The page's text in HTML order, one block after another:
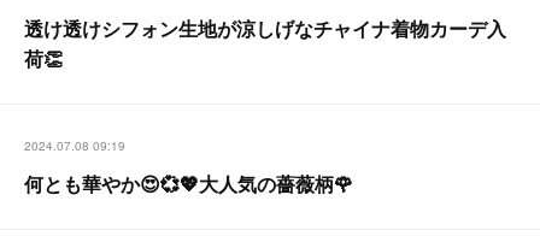
透け透けシフォン生地が涼しげなチャイナ着物カーデ入
荷👏
2024.07.08 09:19
何とも華やか😍💞💖大人気の薔薇柄🌹